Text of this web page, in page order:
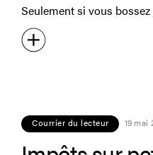
Seulement si vous bossez
Courrier du lecteur 19 mai